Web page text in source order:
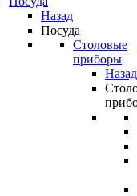
Назад
Посуда
Столовые
приборы
Назад